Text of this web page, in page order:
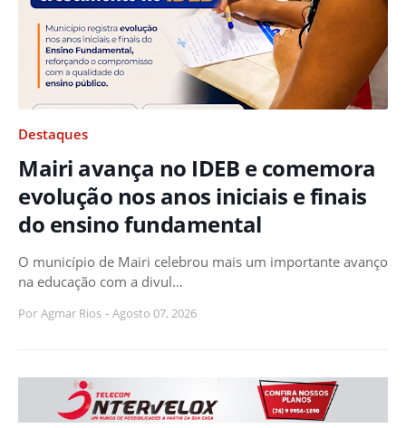
Destaques
Mairi avança no IDEB e comemora
evolução nos anos iniciais e finais
do ensino fundamental
O município de Mairi celebrou mais um importante avanço
na educação com a divul…
Por Agmar Rios - Agosto 07, 2026